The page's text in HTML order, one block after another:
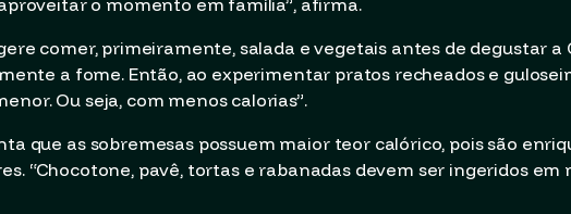
o momento em família”, afirma.
comer, primeiramente, salada e vegetais antes de degustar a
a fome. Então, ao experimentar pratos recheados e
Ou seja, com menos calorias”.
que as sobremesas possuem maior teor calórico, pois são
“Chocotone, pavê, tortas e rabanadas devem ser ingeridos em